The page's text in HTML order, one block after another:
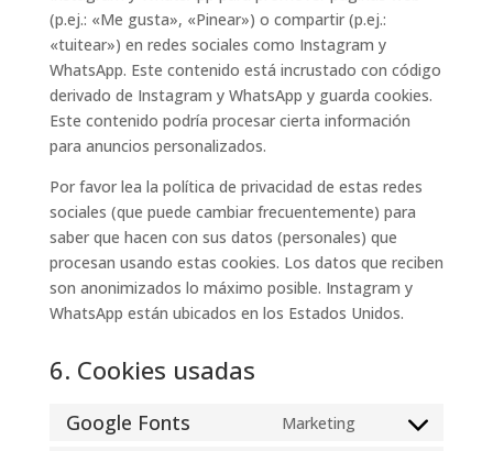
(p.ej.: «Me gusta», «Pinear») o compartir (p.ej.:
«tuitear») en redes sociales como Instagram y
WhatsApp. Este contenido está incrustado con código
derivado de Instagram y WhatsApp y guarda cookies.
Este contenido podría procesar cierta información
para anuncios personalizados.
Por favor lea la política de privacidad de estas redes
sociales (que puede cambiar frecuentemente) para
saber que hacen con sus datos (personales) que
procesan usando estas cookies. Los datos que reciben
son anonimizados lo máximo posible. Instagram y
WhatsApp están ubicados en los Estados Unidos.
6. Cookies usadas
Google Fonts Marketing
Consent